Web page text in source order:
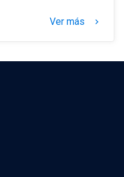
Ver más keyboard_arrow_right